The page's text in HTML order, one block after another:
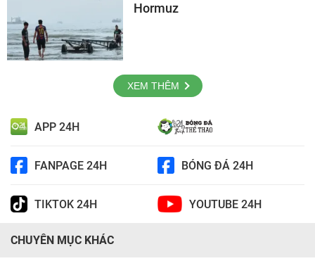
Hormuz
XEM THÊM
APP 24H
FANPAGE 24H BÓNG ĐÁ 24H
TIKTOK 24H YOUTUBE 24H
CHUYÊN MỤC KHÁC